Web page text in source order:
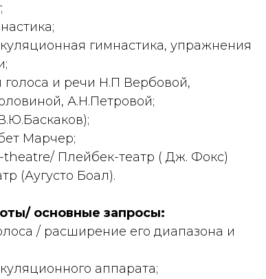
гимнастика, упражнения
голоса и речи Н.П Вербовой,
А.Н.Петровой;
Марчер;
Плейбек-театр ( Дж. Фокс)
(Аугусто Боал).
основные запросы:
/ расширение его диапазона и
аппарата;